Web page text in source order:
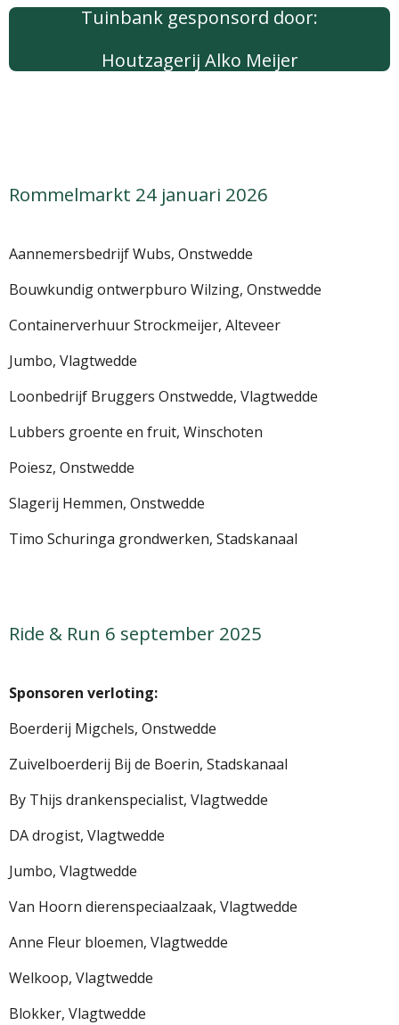
Tuinbank gesponsord door:
Houtzagerij Alko Meijer
Rommelmarkt 24 januari 2026
Aannemersbedrijf Wubs, Onstwedde
Bouwkundig ontwerpburo Wilzing, Onstwedde
Containerverhuur Strockmeijer, Alteveer
Jumbo, Vlagtwedde
Loonbedrijf Bruggers Onstwedde, Vlagtwedde
Lubbers groente en fruit, Winschoten
Poiesz, Onstwedde
Slagerij Hemmen, Onstwedde
Timo Schuringa grondwerken, Stadskanaal
Ride & Run 6 september 2025
Sponsoren verloting:
Boerderij Migchels, Onstwedde
Zuivelboerderij Bij de Boerin, Stadskanaal
By Thijs drankenspecialist, Vlagtwedde
DA drogist, Vlagtwedde
Jumbo, Vlagtwedde
Van Hoorn dierenspeciaalzaak, Vlagtwedde
Anne Fleur bloemen, Vlagtwedde
Welkoop, Vlagtwedde
Blokker, Vlagtwedde